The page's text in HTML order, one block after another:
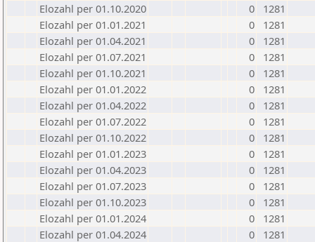
Elozahl per 01.10.2020
0
1281
Elozahl per 01.01.2021
0
1281
Elozahl per 01.04.2021
0
1281
Elozahl per 01.07.2021
0
1281
Elozahl per 01.10.2021
0
1281
Elozahl per 01.01.2022
0
1281
Elozahl per 01.04.2022
0
1281
Elozahl per 01.07.2022
0
1281
Elozahl per 01.10.2022
0
1281
Elozahl per 01.01.2023
0
1281
Elozahl per 01.04.2023
0
1281
Elozahl per 01.07.2023
0
1281
Elozahl per 01.10.2023
0
1281
Elozahl per 01.01.2024
0
1281
Elozahl per 01.04.2024
0
1281